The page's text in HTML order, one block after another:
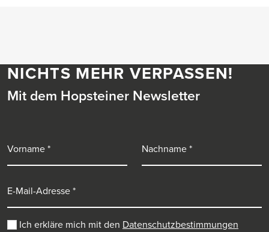
NICHTS MEHR VERPASSEN!
Mit dem Hopsteiner Newsletter
Ich erkläre mich mit den Datenschutzbestimmungen